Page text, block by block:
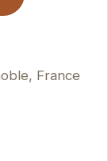
France